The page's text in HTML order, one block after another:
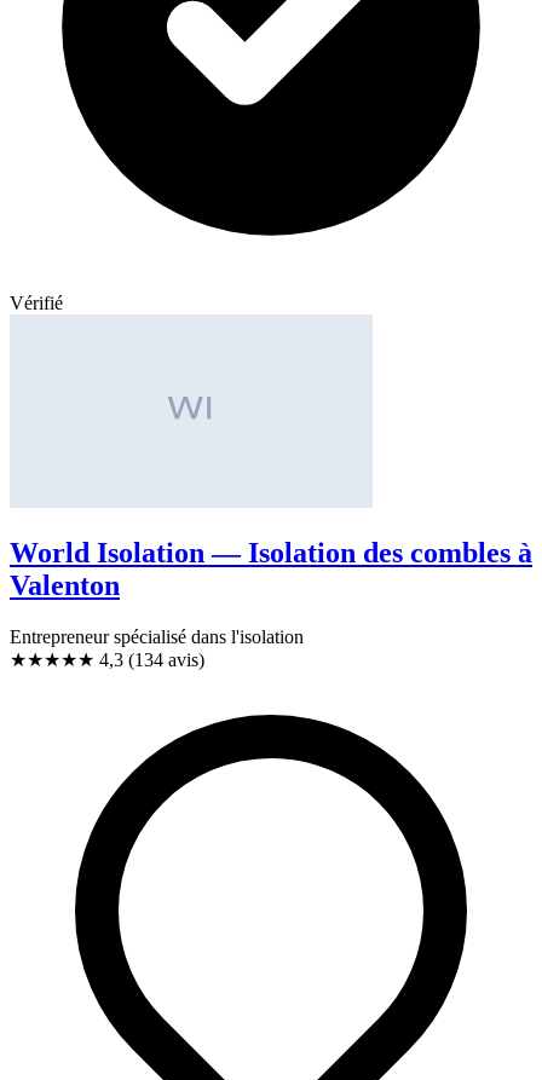
Vérifié
World Isolation — Isolation des combles à
Valenton
Entrepreneur spécialisé dans l'isolation
★★★★★ 4,3 (134 avis)